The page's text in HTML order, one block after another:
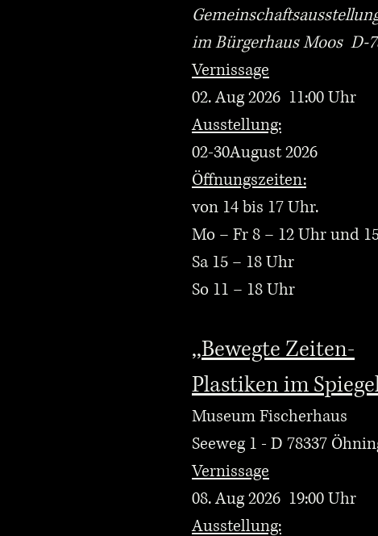
im Bürgerhaus Moos D-
Vernissage
02. Aug 2026 11:00 Uhr
Ausstellung:
02-30August 2026
Öffnungszeiten:
von 14 bis 17 Uhr.
Mo – Fr 8 – 12 Uhr und
Sa 15 – 18 Uhr
So 11 – 18 Uhr
,,Bewegte Zeiten-
Plastiken im
Museum Fischerhaus
Seeweg 1 - D 78337
Vernissage
08. Aug 2026 19:00 Uhr
Ausstellung: